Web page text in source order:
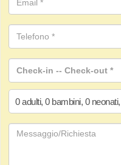
0 adulti, 0 bambini, 0 neonati,